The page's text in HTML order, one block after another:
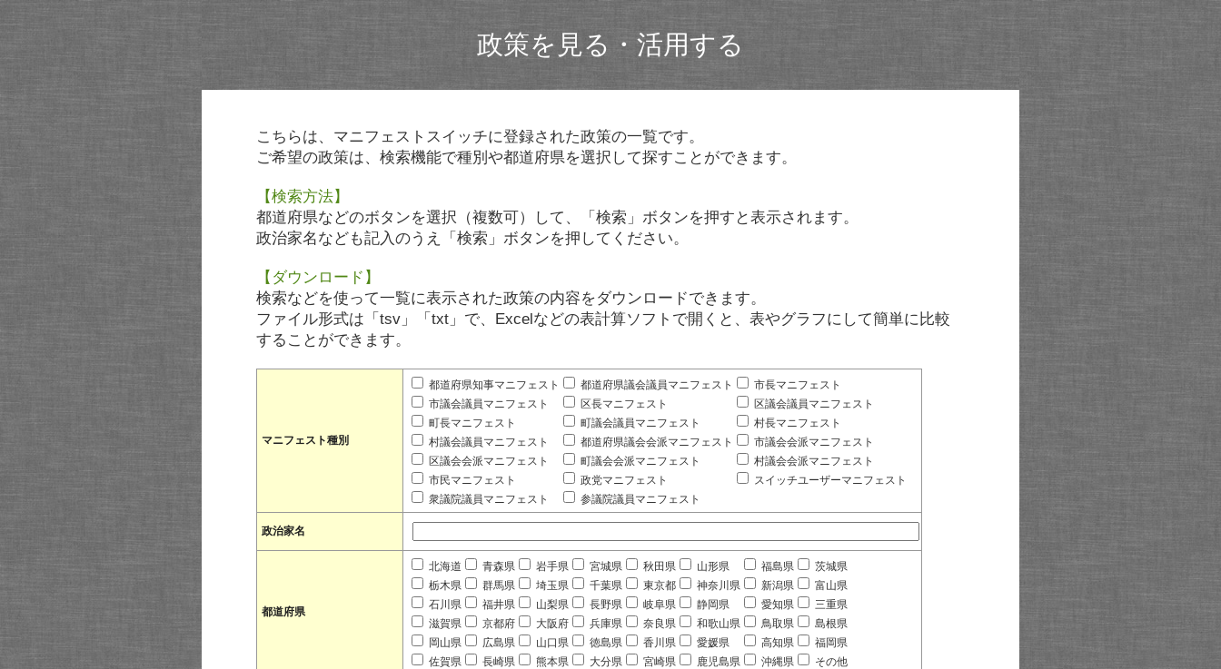
政策を見る・活用する
こちらは、マニフェストスイッチに登録された政策の一覧です。
ご希望の政策は、検索機能で種別や都道府県を選択して探すことができます。
【検索方法】
都道府県などのボタンを選択（複数可）して、「検索」ボタンを押すと表示されます。
政治家名なども記入のうえ「検索」ボタンを押してください。
【ダウンロード】
検索などを使って一覧に表示された政策の内容をダウンロードできます。
ファイル形式は「tsv」「txt」で、Excelなどの表計算ソフトで開くと、表やグラフにして簡単に比較
することができます。
マニフェスト種別
都道府県知事マニフェスト 都道府県議会議員マニフェスト
市長マニフェスト
市議会議員マニフェスト
区長マニフェスト
区議会議員マニフェスト
町長マニフェスト
町議会議員マニフェスト
村長マニフェスト
村議会議員マニフェスト
都道府県議会会派マニフェスト
市議会会派マニフェスト
区議会会派マニフェスト
町議会会派マニフェスト
村議会会派マニフェスト
市民マニフェスト
政党マニフェスト
スイッチユーザーマニフェスト
衆議院議員マニフェスト
参議院議員マニフェスト
政治家名
都道府県
北海道 青森県 岩手県 宮城県 秋田県 山形県 福島県
茨城県
栃木県
群馬県 埼玉県 千葉県 東京都 神奈川県 新潟県
富山県
石川県
福井県 山梨県 長野県 岐阜県 静岡県 愛知県
三重県
滋賀県
京都府 大阪府 兵庫県 奈良県 和歌山県 鳥取県
島根県
岡山県
広島県 山口県 徳島県 香川県 愛媛県 高知県
福岡県
佐賀県
長崎県 熊本県 大分県 宮崎県 鹿児島県 沖縄県 その他